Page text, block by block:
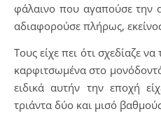
φάλαινο που αγαπούσε την
αδιαφορούσε πλήρως,
Τους είχε πει ότι σχεδίαζε
καρφιτσωμένα στο
ειδικά αυτήν την εποχή
τριάντα δύο και μισό